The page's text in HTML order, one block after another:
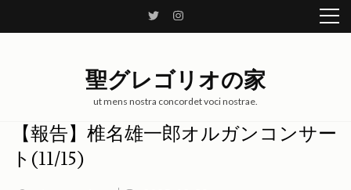
聖グレゴリオの家
ut mens nostra concordet voci nostrae.
【報告】椎名雄一郎オルガンコンサー
ト(11/15)